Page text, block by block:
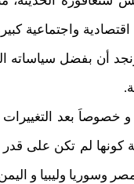
واجتماعية
، ونجد أن بفضل
و خصوصاَ بعد
كونها لم تكن على
وسوريا وليبيا و